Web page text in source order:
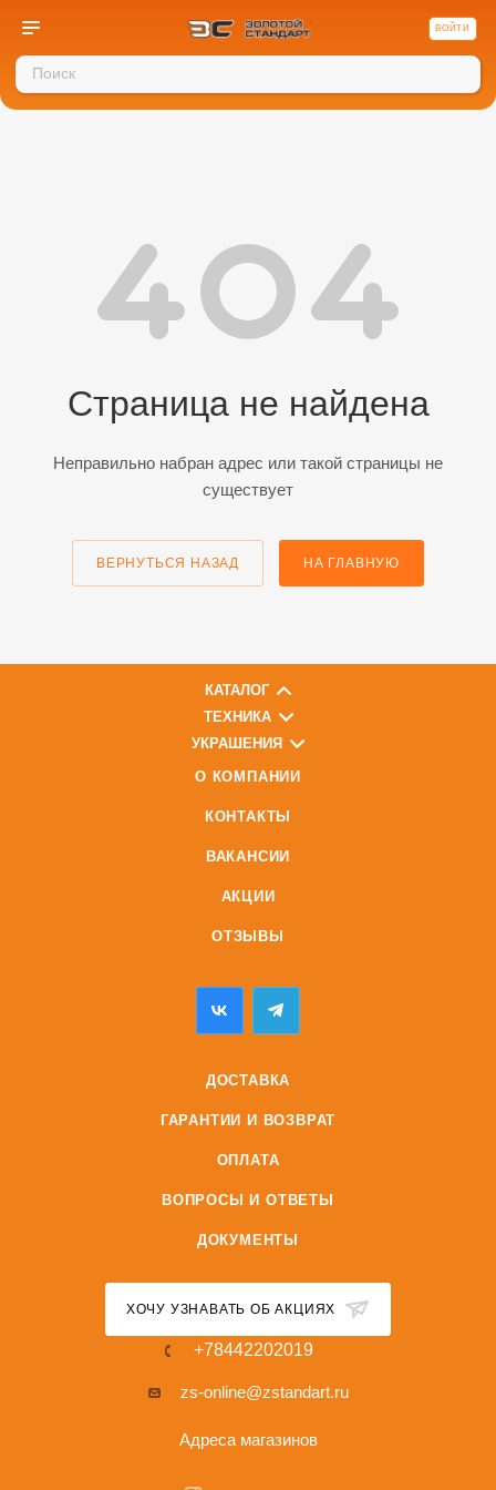
ВОЙТИ
Страница не найдена
Неправильно набран адрес или такой страницы не
существует
ВЕРНУТЬСЯ НАЗАД НА ГЛАВНУЮ
КАТАЛОГ
ТЕХНИКА
УКРАШЕНИЯ
О КОМПАНИИ
КОНТАКТЫ
ВАКАНСИИ
АКЦИИ
ОТЗЫВЫ
ДОСТАВКА
ГАРАНТИИ И ВОЗВРАТ
ОПЛАТА
ВОПРОСЫ И ОТВЕТЫ
ДОКУМЕНТЫ
ХОЧУ УЗНАВАТЬ ОБ АКЦИЯХ
+78442202019
zs-online@zstandart.ru
Адреса магазинов